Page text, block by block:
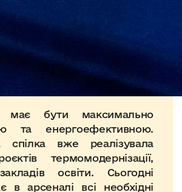
має бути максимально
та енергоефективною.
спілка вже реалізувала
термомодернізації,
освіти. Сьогодні
в арсеналі всі необхідні